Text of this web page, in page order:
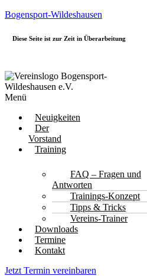
Bogensport-Wildeshausen
Diese Seite ist zur Zeit in Überarbeitung
Menü
Neuigkeiten
Der
Vorstand
Training
FAQ – Fragen und
Antworten
Trainings-Konzept
Tipps & Tricks
Vereins-Trainer
Downloads
Termine
Kontakt
Jetzt Termin vereinbaren